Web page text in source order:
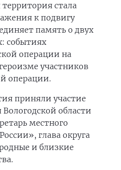
стала
к подвигу
память о двух
событиях
операции на
участников
операции.
приняли участие
Вологодской области
местного
глава округа
и близкие